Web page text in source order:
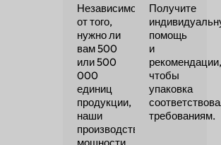
Независимо
от того,
нужно ли
вам 500
или 500
000
единиц
продукции,
наши
производственные
мощности
Получите
помощь
и
рекомендации,
чтобы
упаковка
требованиям.